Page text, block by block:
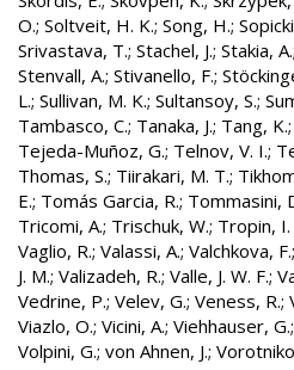
O.; Soltveit, H. K.; Song, H.;
Srivastava, T.; Stachel, J.; Stakia, A.;
Stenvall, A.; Stivanello, F.;
L.; Sullivan, M. K.; Sultansoy, S.;
Tambasco, C.; Tanaka, J.; Tang, K.;
Tejeda-Muñoz, G.; Telnov, V. I.;
Thomas, S.; Tiirakari, M. T.;
E.; Tomás Garcia, R.; Tommasini,
Tricomi, A.; Trischuk, W.; Tropin, I.
Vaglio, R.; Valassi, A.; Valchkova, F.;
J. M.; Valizadeh, R.; Valle, J. W. F.;
Vedrine, P.; Velev, G.; Veness, R.;
Viazlo, O.; Vicini, A.; Viehhauser, G.;
Volpini, G.; von Ahnen, J.;